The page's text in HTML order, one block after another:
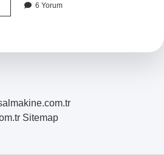
6 Yorum
Sitemap